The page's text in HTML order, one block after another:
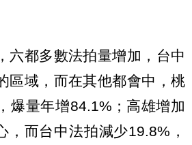
六都多數法拍量增加，台中
區域，而在其他都會中，桃
爆量年增84.1%；高雄增加
，而台中法拍減少19.8%，